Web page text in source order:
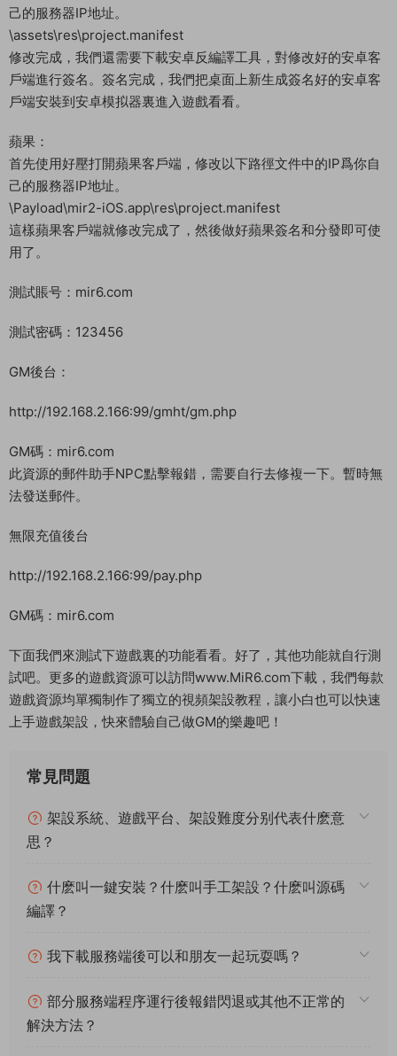
己的服務器IP地址。
\assets\res\project.manifest
修改完成，我們還需要下載安卓反編譯工具，對修改好的安卓客
戶端進行簽名。簽名完成，我們把桌面上新生成簽名好的安卓客
戶端安裝到安卓模拟器裏進入遊戲看看。
蘋果：
首先使用好壓打開蘋果客戶端，修改以下路徑文件中的IP爲你自
己的服務器IP地址。
\Payload\mir2-iOS.app\res\project.manifest
這樣蘋果客戶端就修改完成了，然後做好蘋果簽名和分發即可使
用了。
測試賬号：mir6.com
測試密碼：123456
GM後台：
http://192.168.2.166:99/gmht/gm.php
GM碼：mir6.com
此資源的郵件助手NPC點擊報錯，需要自行去修複一下。暫時無
法發送郵件。
無限充值後台
http://192.168.2.166:99/pay.php
GM碼：mir6.com
下面我們來測試下遊戲裏的功能看看。好了，其他功能就自行測
試吧。更多的遊戲資源可以訪問www.MiR6.com下載，我們每款
遊戲資源均單獨制作了獨立的視頻架設教程，讓小白也可以快速
上手遊戲架設，快來體驗自己做GM的樂趣吧！
常見問題
架設系統、遊戲平台、架設難度分别代表什麽意
思？
什麽叫一鍵安裝？什麽叫手工架設？什麽叫源碼
編譯？
我下載服務端後可以和朋友一起玩耍嗎？
部分服務端程序運行後報錯閃退或其他不正常的
解決方法？